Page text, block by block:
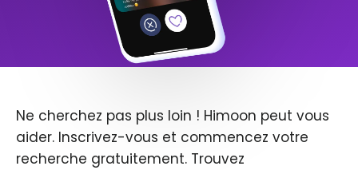
Ne cherchez pas plus loin ! Himoon peut vous
aider. Inscrivez-vous et commencez votre
recherche gratuitement. Trouvez